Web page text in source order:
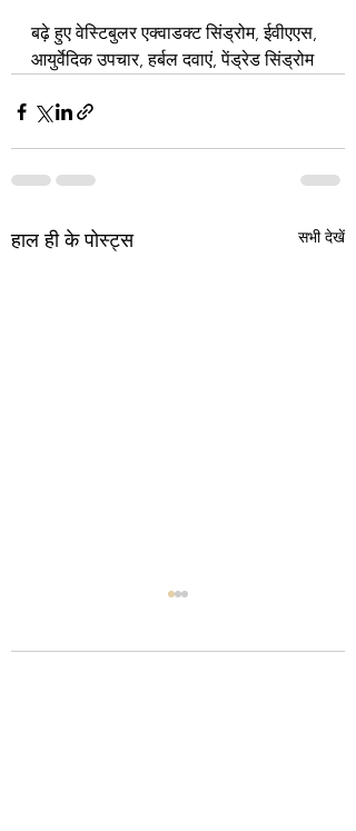
बढ़े हुए वेस्टिबुलर एक्वाडक्ट सिंड्रोम, ईवीएएस,
आयुर्वेदिक उपचार, हर्बल दवाएं, पेंड्रेड सिंड्रोम
हाल ही के पोस्ट्स सभी देखें